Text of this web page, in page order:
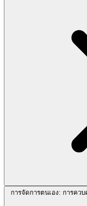
การจัดการตนเอง: การค